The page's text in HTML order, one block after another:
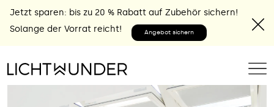
Jetzt sparen: bis zu 20 % Rabatt auf Zubehör sichern!
Solange der Vorrat reicht!
Angebot sichern